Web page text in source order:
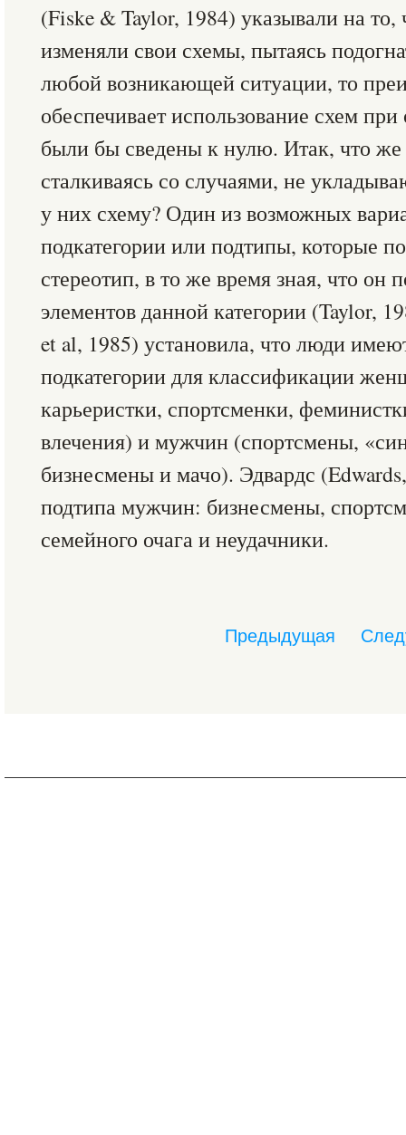
(Fiske & Taylor, 1984) указывали на
изменяли свои схемы, пытаясь
любой возникающей ситуации, то
обеспечивает использование схем
были бы сведены к нулю. Итак, что
сталкиваясь со случаями, не
у них схему? Один из возможных
подкатегории или подтипы, которые
стереотип, в то же время зная, что он
элементов данной категории (Taylor,
et al, 1985) установила, что люди
подкатегории для классификации
карьеристки, спортсменки,
влечения) и мужчин (спортсмены,
бизнесмены и мачо). Эдвардс
подтипа мужчин: бизнесмены,
семейного очага и неудачники.
Предыдущая